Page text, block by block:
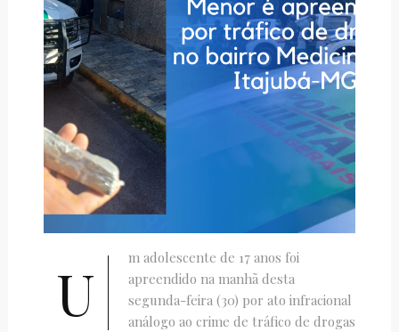
U
m adolescente de 17 anos foi
apreendido na manhã desta
segunda-feira (30) por ato infracional
análogo ao crime de tráfico de drogas